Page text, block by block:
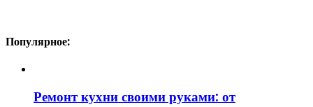
Популярное:
Ремонт кухни своими руками: от